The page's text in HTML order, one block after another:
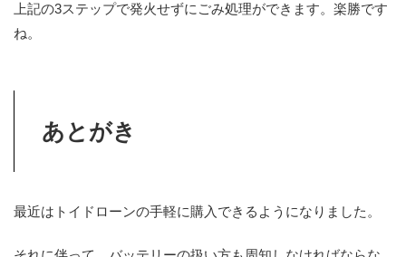
上記の3ステップで発火せずにごみ処理ができます。楽勝です
ね。
あとがき
最近はトイドローンの手軽に購入できるようになりました。